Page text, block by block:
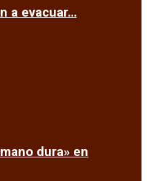
a evacuar…
dura» en